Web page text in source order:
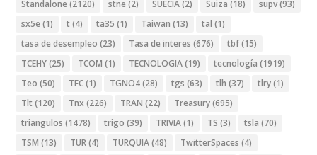
Standalone (2120) stne (2) SUECIA(2) Suiza (18) supv(93)
sx5e (1) t (4) ta35 (1) Taiwan (13) tal (1)
tasa de desempleo (23) Tasa de interes (676) tbf(15)
TCEHY(25) TCOM (1) TECNOLOGIA(19) tecnología (1919)
Teo (50) TFC(1) TGNO4(28) tgs (63) tlh (37) tlry(1)
Tlt (120) Tnx (226) TRAN (22) Treasury(695)
triangulos (1478) trigo (39) TRIVIA(1) TS (3) tsla (70)
TSM (13) TUR(4) TURQUIA(48) TwitterSpaces (4)